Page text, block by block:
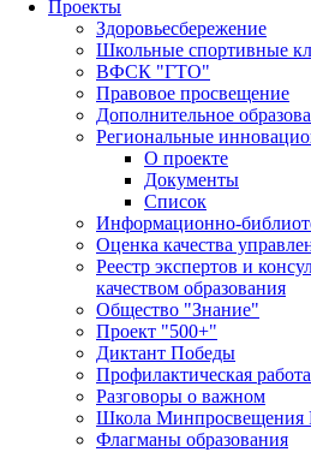
Проекты
Здоровьесбережение
Школьные спортивные
ВФСК "ГТО"
Правовое просвещение
Дополнительное
Региональные
О проекте
Документы
Список
Информационно-
Оценка качества
Реестр экспертов и
качеством образования
Общество "Знание"
Проект "500+"
Диктант Победы
Профилактическая
Разговоры о важном
Школа Минпросвещения
Флагманы образования